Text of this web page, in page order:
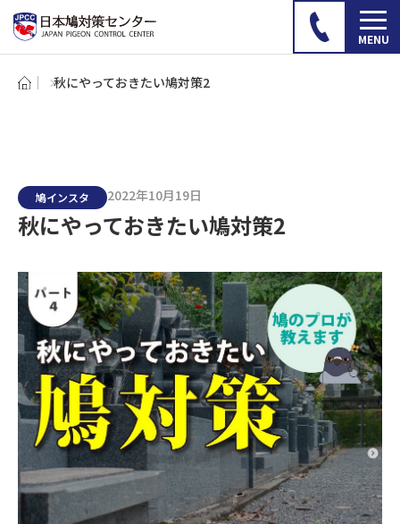
秋にやっておきたい鳩対策2
鳩インスタ 2022年10月19日
秋にやっておきたい鳩対策2